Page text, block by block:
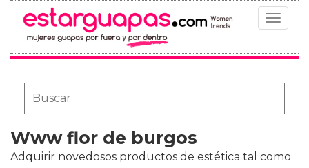
Toggle
Www flor de burgos
Adquirir novedosos productos de estética tal como